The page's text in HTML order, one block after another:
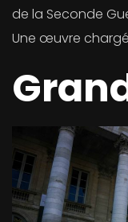
de la Seconde
Une œuvre